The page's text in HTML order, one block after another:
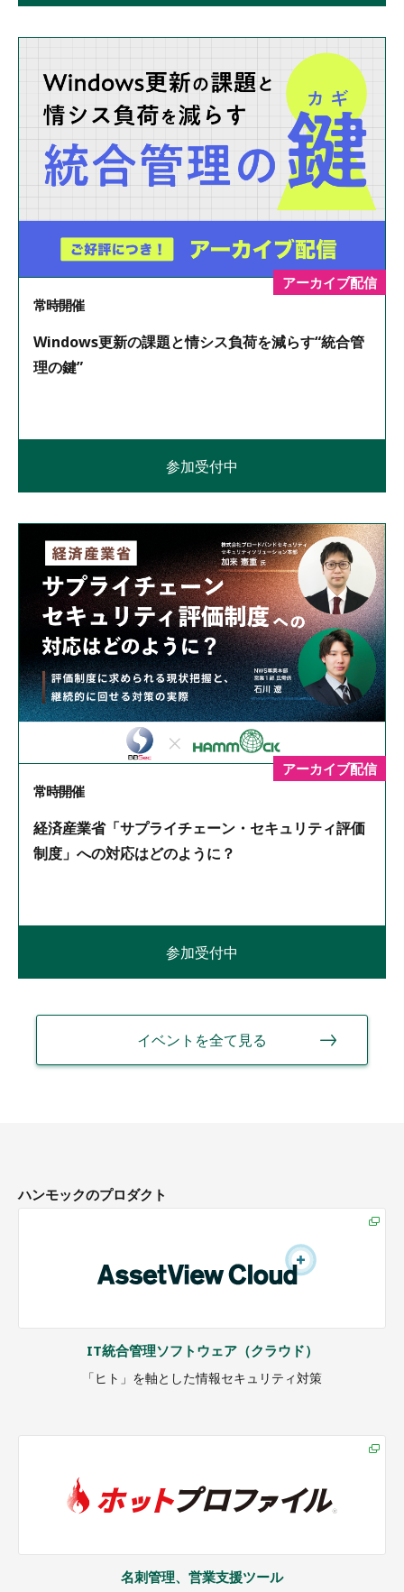
アーカイブ配信
常時開催
Windows更新の課題と情シス負荷を減らす“統合管
理の鍵”
参加受付中
アーカイブ配信
常時開催
経済産業省「サプライチェーン・セキュリティ評価
制度」への対応はどのように？
参加受付中
イベントを全て見る
ハンモックのプロダクト
IT統合管理ソフトウェア（クラウド）
「ヒト」を軸とした情報セキュリティ対策
名刺管理、営業支援ツール